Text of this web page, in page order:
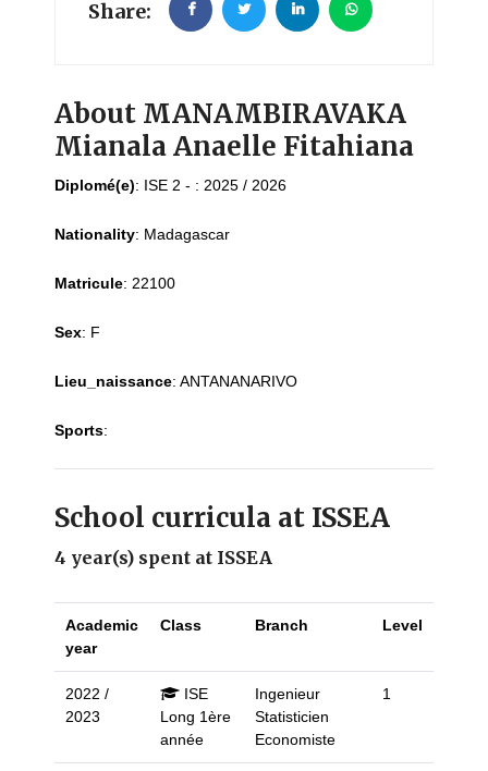
Share:
About MANAMBIRAVAKA
Mianala Anaelle Fitahiana
Diplomé(e): ISE 2 - : 2025 / 2026
Nationality: Madagascar
Matricule: 22100
Sex: F
Lieu_naissance: ANTANANARIVO
Sports:
School curricula at ISSEA
4 year(s) spent at ISSEA
Academic
year
Class Branch Level
2022 /
2023
ISE
Long 1ère
année
Ingenieur
Statisticien
Economiste
1